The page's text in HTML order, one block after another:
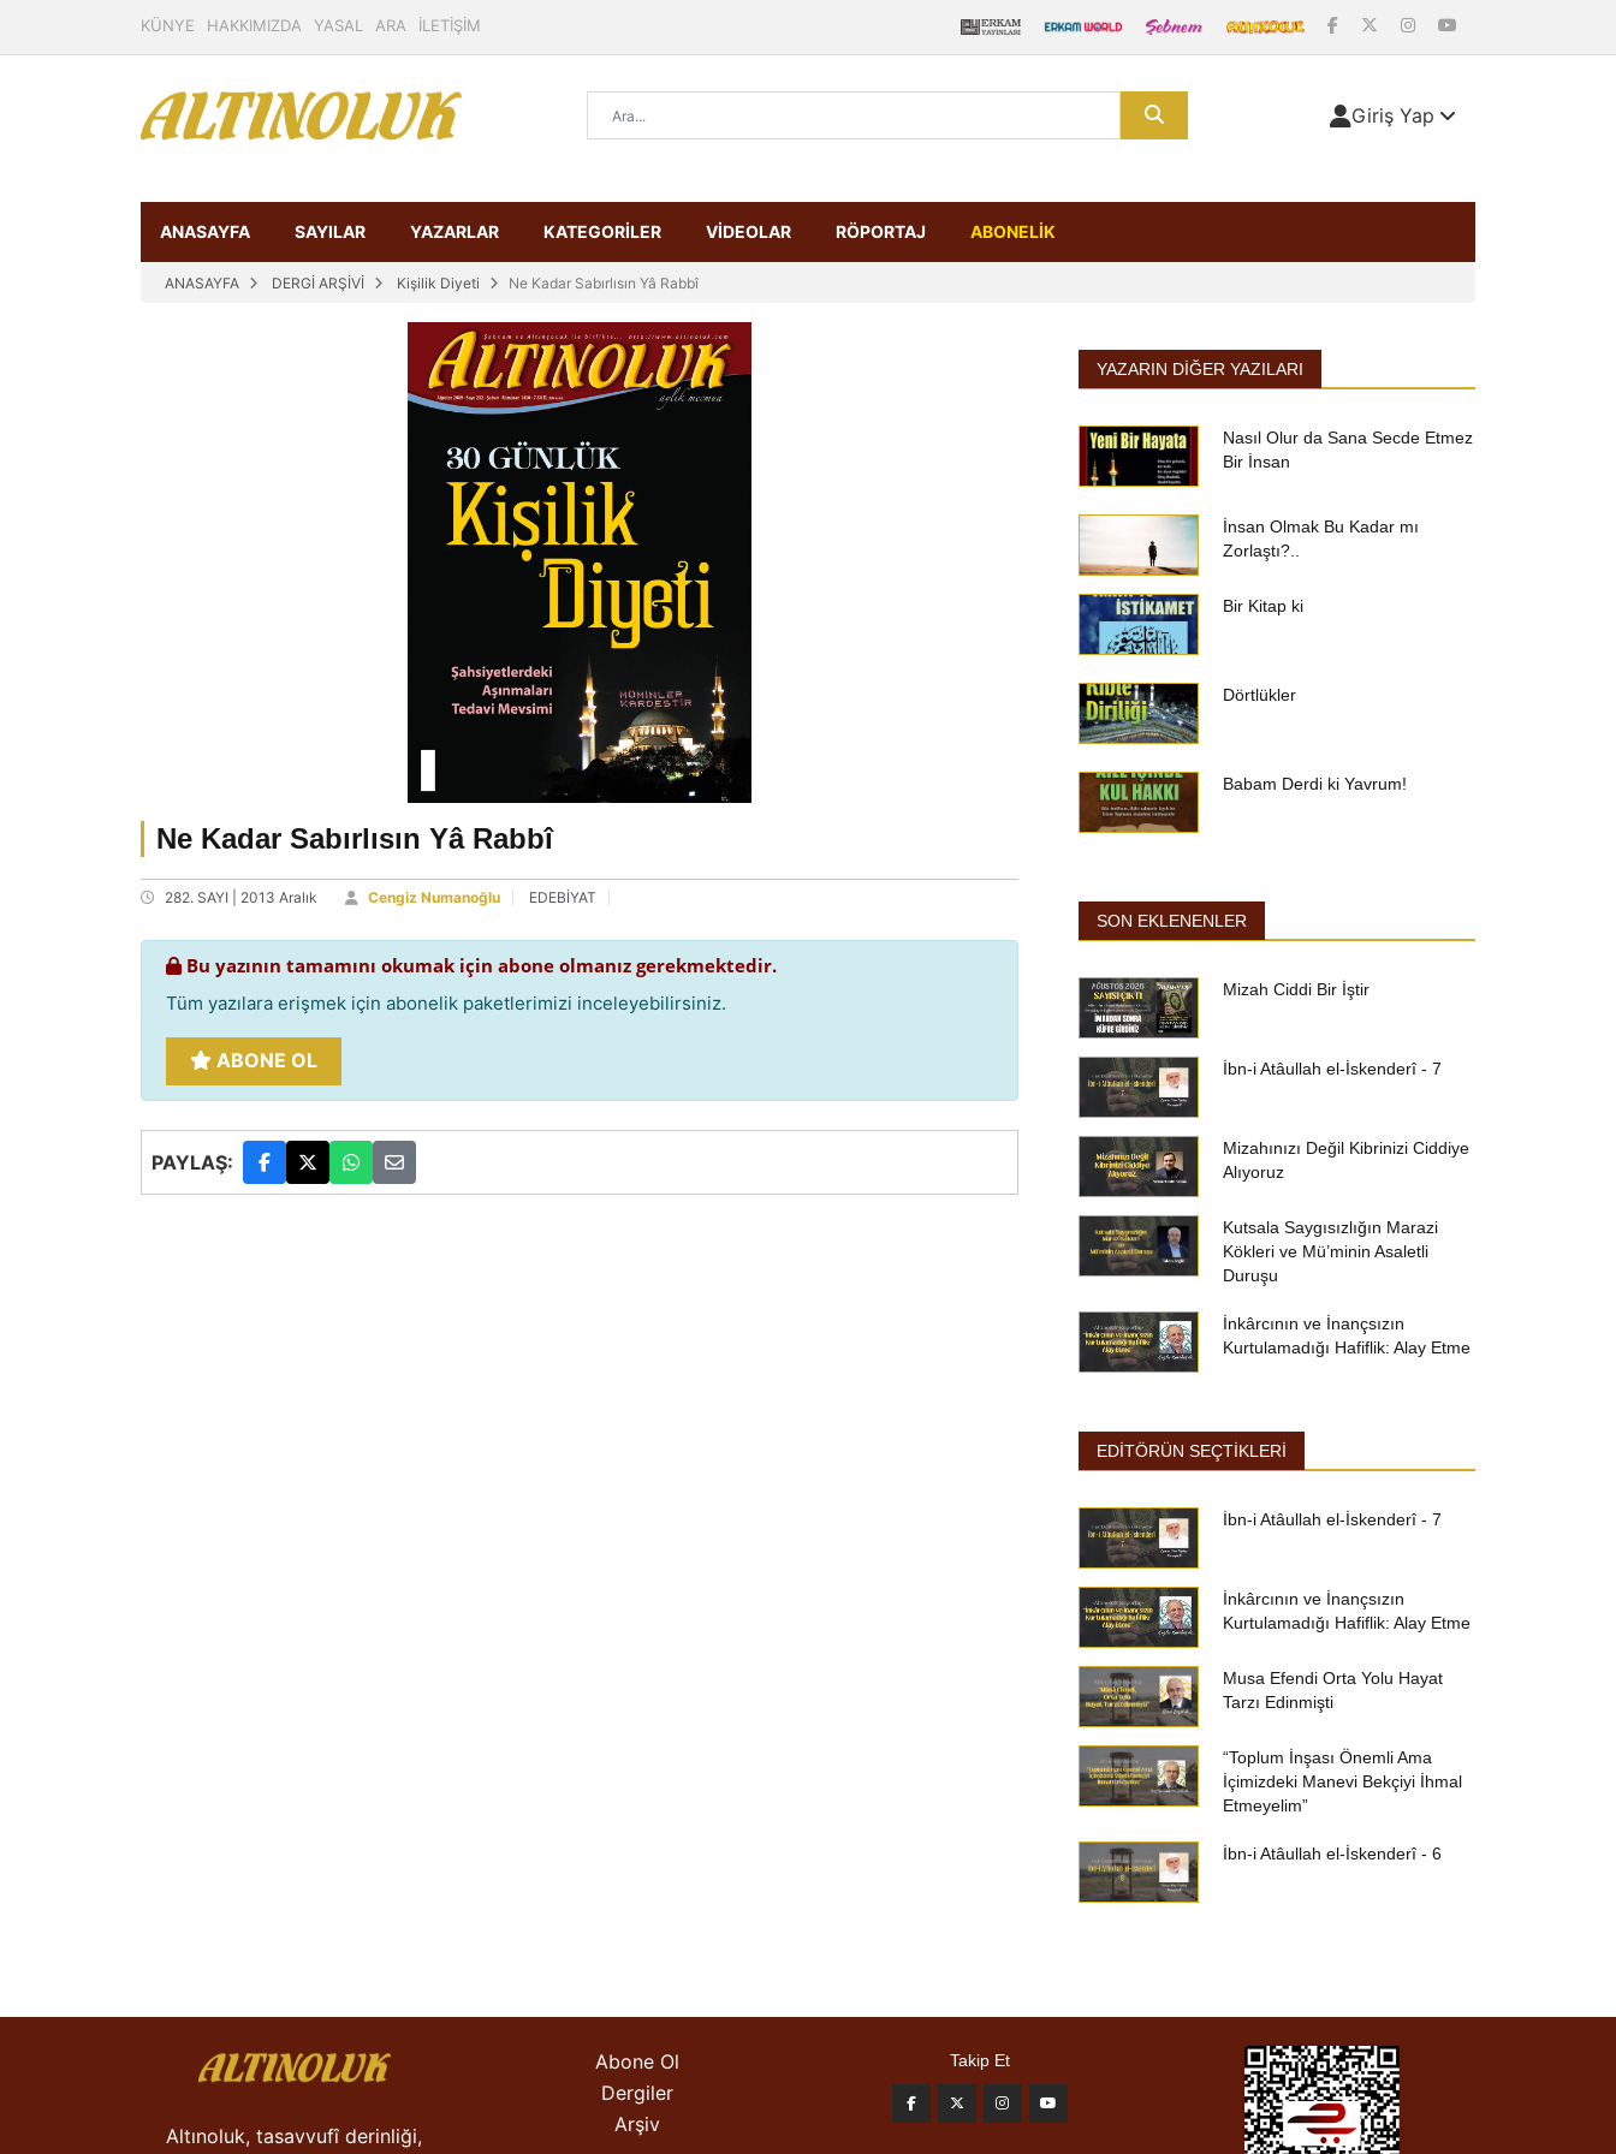
KÜNYE HAKKIMIZDA YASAL ARA İLETİŞİM
Giriş Yap
ANASAYFA SAYILAR YAZARLAR KATEGORİLER VİDEOLAR RÖPORTAJ ABONELİK
ANASAYFA DERGİ ARŞİVİ Kişilik Diyeti Ne Kadar Sabırlısın Yâ Rabbî
Ne Kadar Sabırlısın Yâ Rabbî
282. SAYI | 2013 Aralık Cengiz Numanoğlu EDEBİYAT
Bu yazının tamamını okumak için abone olmanız gerekmektedir.
Tüm yazılara erişmek için abonelik paketlerimizi inceleyebilirsiniz.
ABONE OL
PAYLAŞ:
YAZARIN DIĞER YAZILARI
Nasıl Olur da Sana Secde Etmez
Bir İnsan
İnsan Olmak Bu Kadar mı
Zorlaştı?..
Bir Kitap ki
Dörtlükler
Babam Derdi ki Yavrum!
SON EKLENENLER
Mizah Ciddi Bir İştir
İbn-i Atâullah el-İskenderî - 7
Mizahınızı Değil Kibrinizi Ciddiye
Alıyoruz
Kutsala Saygısızlığın Marazi
Kökleri ve Mü’minin Asaletli
Duruşu
İnkârcının ve İnançsızın
Kurtulamadığı Hafiflik: Alay Etme
EDİTÖRÜN SEÇTİKLERİ
İbn-i Atâullah el-İskenderî - 7
İnkârcının ve İnançsızın
Kurtulamadığı Hafiflik: Alay Etme
Musa Efendi Orta Yolu Hayat
Tarzı Edinmişti
“Toplum İnşası Önemli Ama
İçimizdeki Manevi Bekçiyi İhmal
Etmeyelim”
İbn-i Atâullah el-İskenderî - 6
Altınoluk, tasavvufî derinliği,
Abone Ol
Dergiler
Arşiv
Takip Et